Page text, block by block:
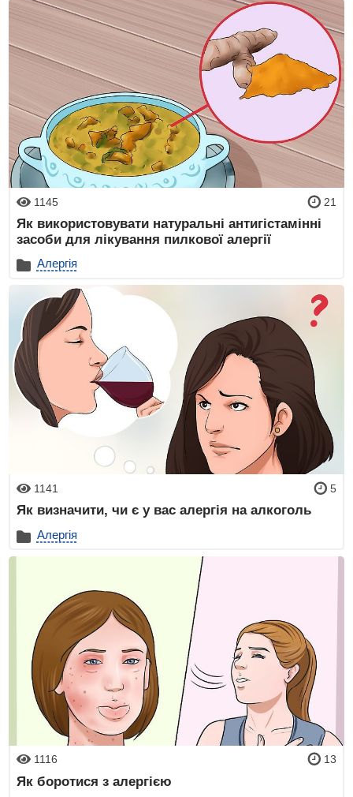
1145 21
Як використовувати натуральні антигістамінні
засоби для лікування пилкової алергії
Алергія
1141 5
Як визначити, чи є у вас алергія на алкоголь
Алергія
1116 13
Як боротися з алергією